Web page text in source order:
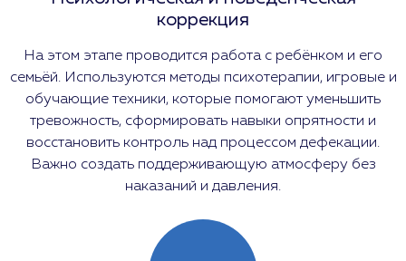
коррекция
На этом этапе проводится работа с ребёнком и его
семьёй. Используются методы психотерапии, игровые и
обучающие техники, которые помогают уменьшить
тревожность, сформировать навыки опрятности и
восстановить контроль над процессом дефекации.
Важно создать поддерживающую атмосферу без
наказаний и давления.